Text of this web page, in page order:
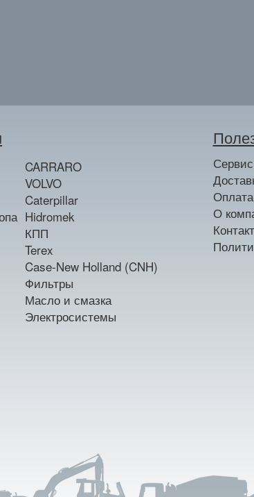
CARRARO
VOLVO
Caterpillar
Hidromek
КПП
Terex
Case-New Holland (CNH)
Фильтры
Масло и смазка
Электросистемы
Сервис
Оплата
О